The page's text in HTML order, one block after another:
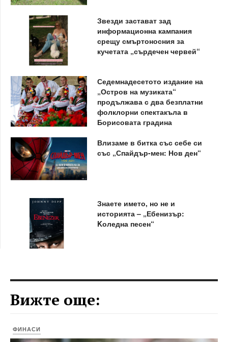
Звезди застават зад
информационна кампания
срещу смъртоносния за
кучетата „сърдечен червей“
Седемнадесетото издание на
„Остров на музиката“
продължава с два безплатни
фолклорни спектакъла в
Борисовата градина
Влизаме в битка със себе си
със „Спайдър-мен: Нов ден“
Знаете името, но не и
историята – „Ебенизър:
Kоледна песен“
Вижте още:
ФИНАСИ